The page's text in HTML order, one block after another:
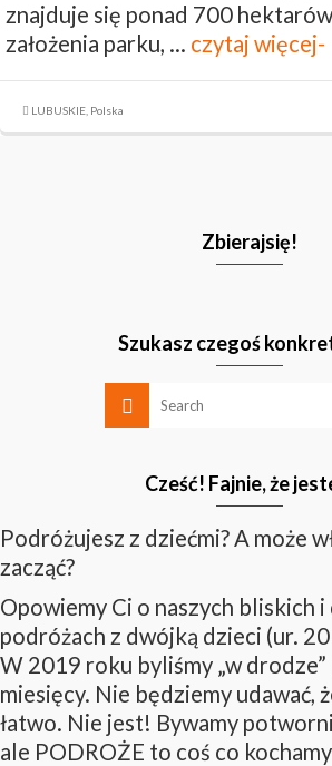
znajduje się ponad 700
założenia parku, … czytaj więcej-
LUBUSKIE Polska
Zbierajsię!
Szukasz czegoś
Cześć! Fajnie, że
Podróżujesz z dziećmi? A może
zacząć?
Opowiemy Ci o naszych bliskich
podróżach z dwójką dzieci (ur.
W 2019 roku byliśmy „w drodze”
miesięcy. Nie będziemy udawać,
łatwo. Nie jest! Bywamy
ale PODROŻE to coś co